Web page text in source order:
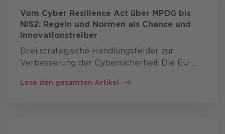
Vom Cyber Resilience Act über MPDG bis
NIS2: Regeln und Normen als Chance und
Innovationstreiber
Drei strategische Handlungsfelder zur
Verbesserung der Cybersicherheit Die EU-
Cybersicherheit umfasst drei
Lese den gesamten Artikel